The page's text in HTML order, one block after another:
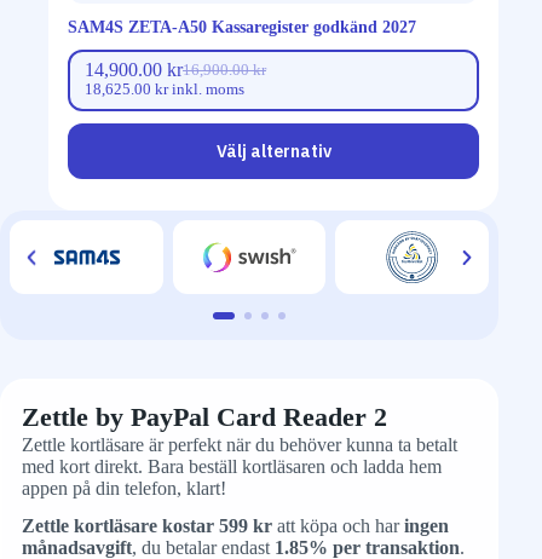
SAM4S ZETA-A50 Kassaregister godkänd 2027
16,900.00kr
14,900.00 kr
18,625.00 krinkl. moms
Välj alternativ
Zettle by PayPal Card Reader 2
Zettle kortläsare är perfekt när du behöver kunna ta betalt
med kort direkt. Bara beställ kortläsaren och ladda hem
appen på din telefon, klart!
Zettle kortläsare kostar 599 kr att köpa och haringen
månadsavgift, du betalar endast 1.85% per transaktion.